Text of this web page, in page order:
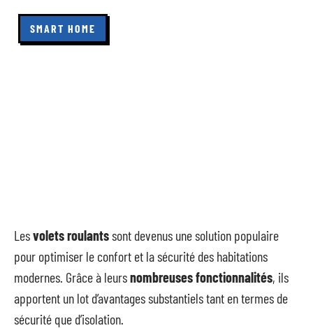
SMART HOME
Lesvolets roulantssont devenus une solution populaire
pour optimiser le confort et la sécurité des habitations
modernes. Grâce à leursnombreuses fonctionnalités, ils
apportent un lot d’avantages substantiels tant en termes de
sécurité que d’isolation.